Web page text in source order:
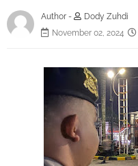
Author -
Dody Zuhdi
November 02, 2024